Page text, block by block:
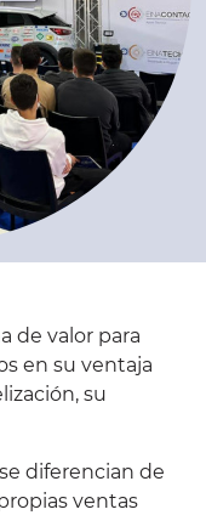
de valor para
en su ventaja
su
diferencian de
ventas